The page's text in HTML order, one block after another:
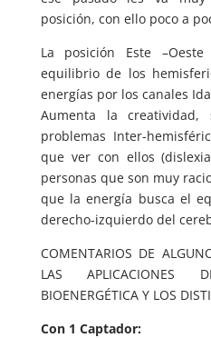
posición, con ello poco a
La posición Este
equilibrio de los
energías por los canales
Aumenta la
problemas Inter-
que ver con ellos
personas que son muy
que la energía busca el
derecho-izquierdo del
COMENTARIOS DE
LAS APLICACIONES
BIOENERGÉTICA Y LOS
Con 1 Captador: